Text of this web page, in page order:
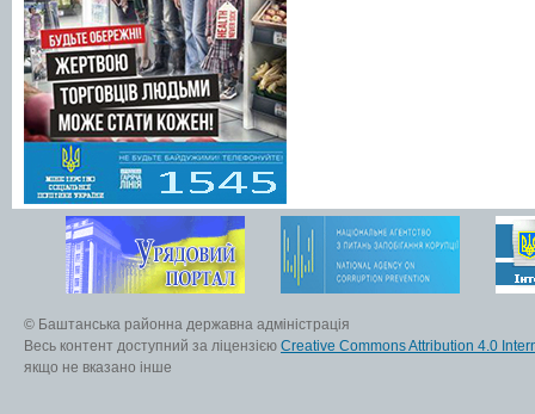
© Баштанська районна державна адміністрація
Весь контент доступний за ліцензією Creative Commons Attribution 4.0
якщо не вказано інше